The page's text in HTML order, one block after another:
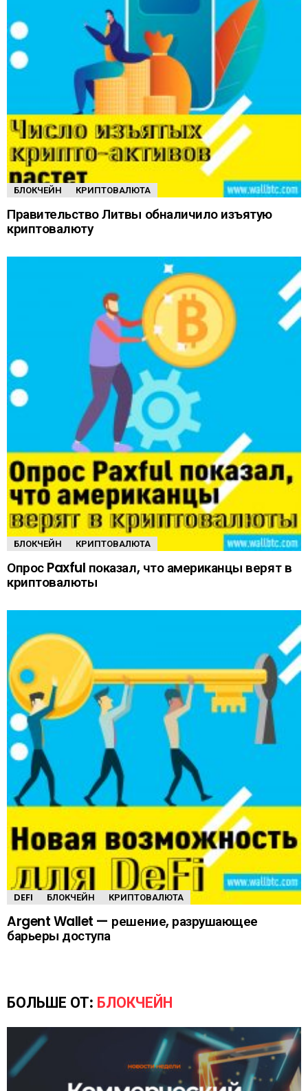
БЛОКЧЕЙН КРИПТОВАЛЮТА
Правительство Литвы обналичило изъятую
криптовалюту
БЛОКЧЕЙН КРИПТОВАЛЮТА
Опрос Paxful показал, что американцы верят в
криптовалюты
DEFI БЛОКЧЕЙН КРИПТОВАЛЮТА
Argent Wallet — решение, разрушающее
барьеры доступа
БОЛЬШЕ ОТ: БЛОКЧЕЙН